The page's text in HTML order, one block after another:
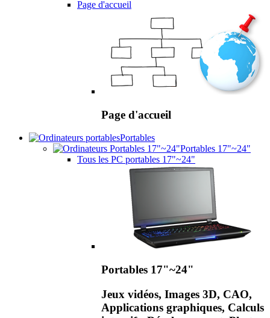
Page d'accueil
Page d'accueil
Portables
Portables 17"~24"
Tous les PC portables 17"~24"
Portables 17"~24"
Jeux vidéos, Images 3D, CAO,
Applications graphiques, Calculs